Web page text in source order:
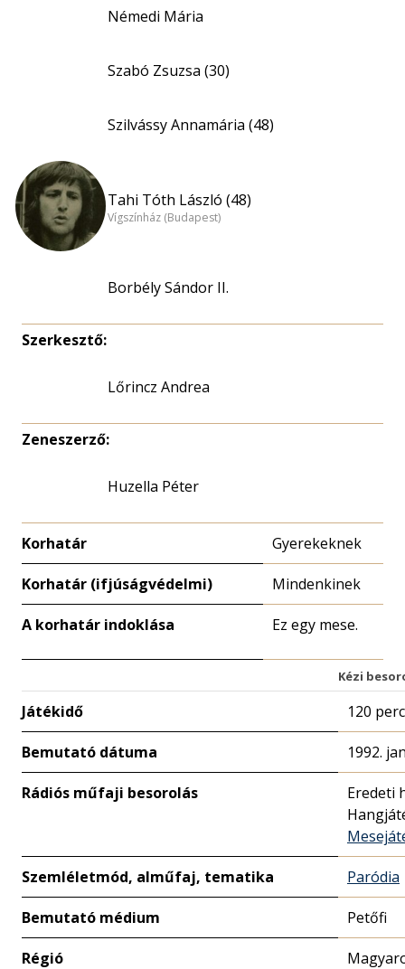
Némedi Mária
Szabó Zsuzsa (30)
Szilvássy Annamária (48)
Tahi Tóth László (48)
Vígszínház (Budapest)
Borbély Sándor II.
Szerkesztő:
Lőrincz Andrea
Zeneszerző:
Huzella Péter
Korhatár Gyerekeknek
Korhatár (ifjúságvédelmi) Mindenkinek
A korhatár indoklása Ez egy mese.
Kézi
Játékidő 120 perc
Bemutató dátuma 1992.
Rádiós műfaji besorolás
Eredeti
Szemléletmód, alműfaj, tematika Paródia
Bemutató médium Petőfi
Régió